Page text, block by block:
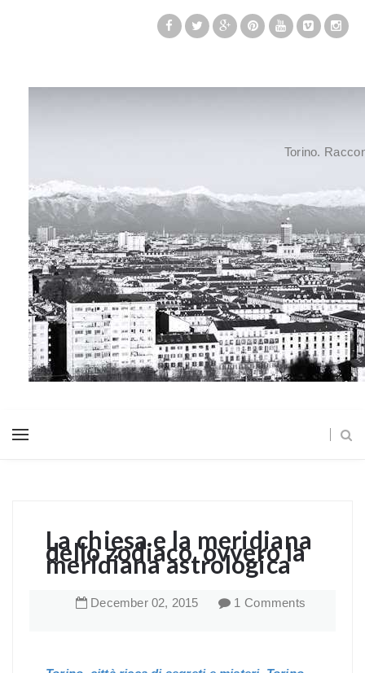
Torino.
La chiesa e la meridiana
dello zodiaco, ovvero la
meridiana astrologica
December 02, 2015 1 Comments